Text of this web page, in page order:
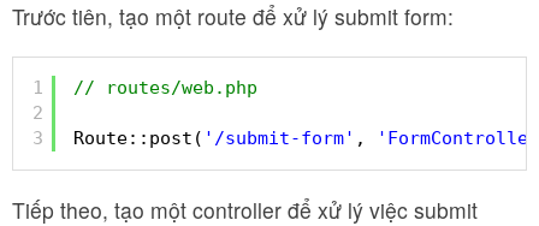
Trước tiên, tạo một route để xử lý submit form:
1
2
3
// routes/web.php
Route::post( '/submit-form' ,
Tiếp theo, tạo một controller để xử lý việc submit